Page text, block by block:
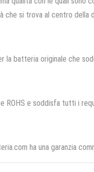
che si trova al centro
la batteria originale che
ROHS e soddisfa tutti i
ha una garanzia